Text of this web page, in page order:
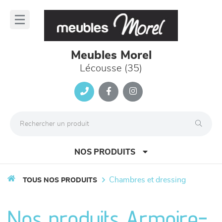
Meubles Morel
Lécousse (35)
NOS PRODUITS
TOUS NOS PRODUITS chambres et dressing